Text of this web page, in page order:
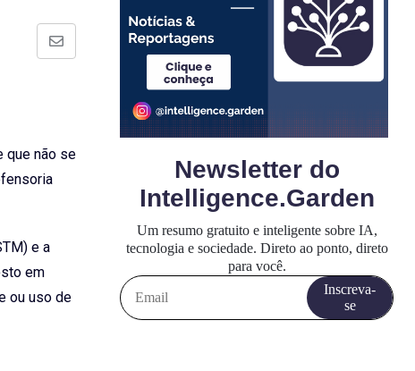
Share
que não se
e a
em
ou uso de